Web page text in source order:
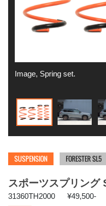
Image, Spring set.
SUSPENSION FORESTER SL5
スポーツスプリング
31360TH2000
¥49,500-